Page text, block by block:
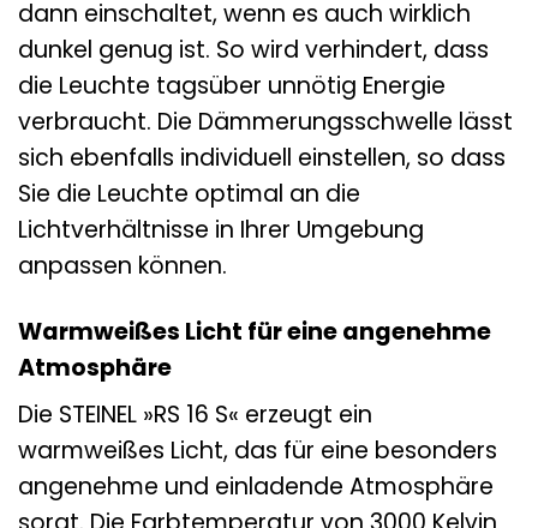
dann einschaltet, wenn es auch wirklich
dunkel genug ist. So wird verhindert, dass
die Leuchte tagsüber unnötig Energie
verbraucht. Die Dämmerungsschwelle lässt
sich ebenfalls individuell einstellen, so dass
Sie die Leuchte optimal an die
Lichtverhältnisse in Ihrer Umgebung
anpassen können.
Warmweißes Licht für eine angenehme
Atmosphäre
Die STEINEL »RS 16 S« erzeugt ein
warmweißes Licht, das für eine besonders
angenehme und einladende Atmosphäre